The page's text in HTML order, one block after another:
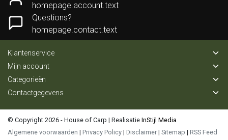
homepage.account.text
Questions?
homepage.contact.text
Klantenservice
Mijn account
Categorieën
Contactgegevens
© Copyright 2026 - House of Carp | Realisatie InStijl Media
Algemene voorwaarden | Privacy Policy | Disclaimer | Sitemap | RSS Feed